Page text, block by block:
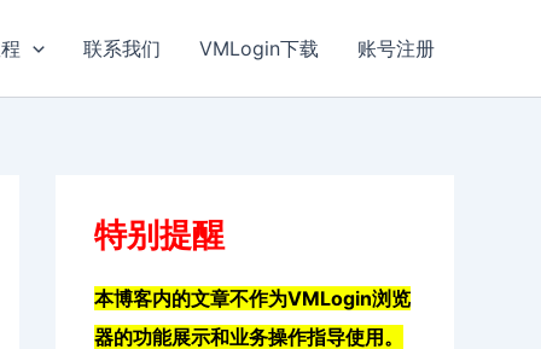
联系我们 VMLogin下载 账号注册
特别提醒
本博客内的文章不作为VMLogin浏览
器的功能展示和业务操作指导使用。